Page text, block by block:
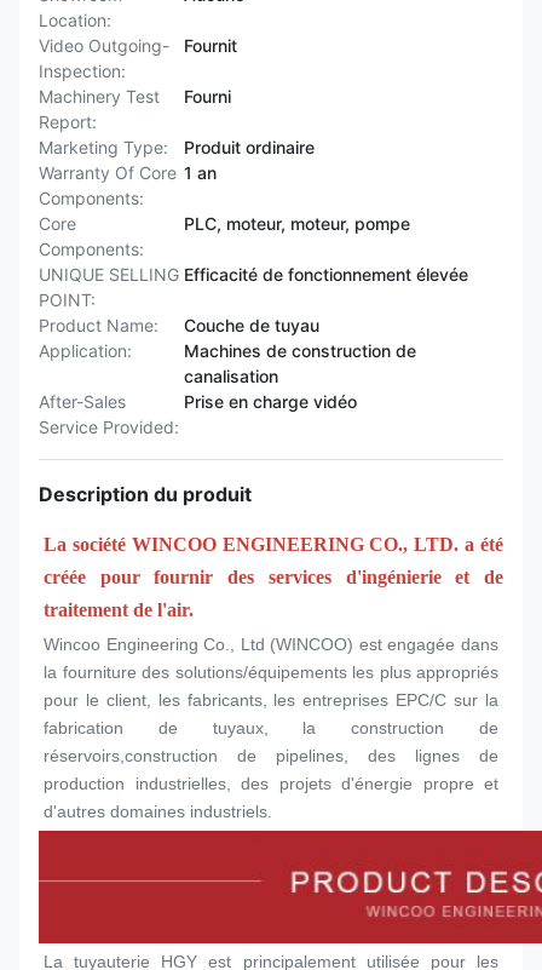
Location:
Video Outgoing-
Inspection:
Fournit
Machinery Test
Report:
Fourni
Marketing Type:
Produit ordinaire
Warranty Of Core
Components:
1 an
Core
Components:
PLC, moteur, moteur, pompe
UNIQUE SELLING
POINT:
Efficacité de fonctionnement élevée
Product Name:
Couche de tuyau
Application:
Machines de construction de
canalisation
After-Sales
Service Provided:
Prise en charge vidéo
Description du produit
La société WINCOO ENGINEERING CO., LTD. a été
créée pour fournir des services d'ingénierie et de
traitement de l'air.
Wincoo Engineering Co., Ltd (WINCOO) est engagée dans
la fourniture des solutions/équipements les plus appropriés
pour le client, les fabricants, les entreprises EPC/C sur la
fabrication de tuyaux, la construction de
réservoirs,construction de pipelines, des lignes de
production industrielles, des projets d'énergie propre et
d'autres domaines industriels.
La tuyauterie HGY est principalement utilisée pour les